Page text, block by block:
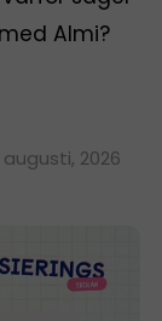
Almi?
2026